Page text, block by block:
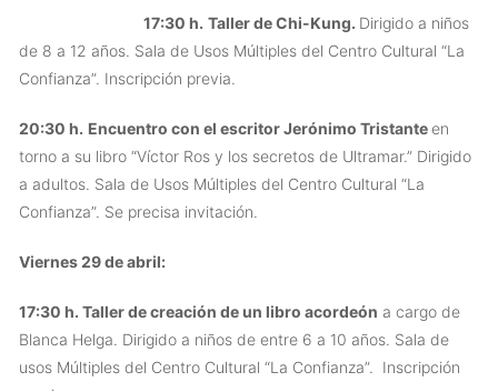
17:30 h. Taller de Chi-Kung. Dirigido a niños
de 8 a 12 años. Sala de Usos Múltiples del Centro Cultural “La
Confianza”. Inscripción previa.
20:30 h. Encuentro con el escritor Jerónimo Tristanteen
torno a su libro “Víctor Ros y los secretos de Ultramar.” Dirigido
a adultos. Sala de Usos Múltiples del Centro Cultural “La
Confianza”. Se precisa invitación.
Viernes 29 de abril:
17:30 h. Taller de creación de un libro acordeón a cargo de
Blanca Helga. Dirigido a niños de entre 6 a 10 años. Sala de
usos Múltiples del Centro Cultural “La Confianza”. Inscripción